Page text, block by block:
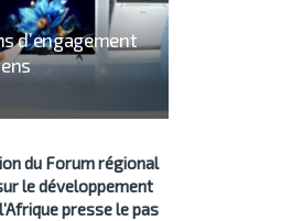
d’engagement
du Forum régional
le développement
presse le pas